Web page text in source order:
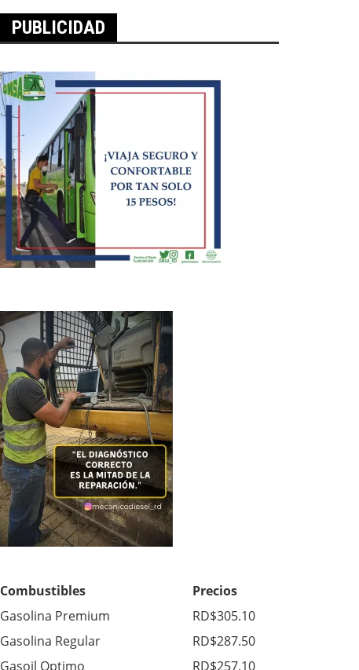
PUBLICIDAD
Combustibles
Precios
Gasolina Premium
RD$305.10
Gasolina Regular
RD$287.50
Gasoil Optimo
RD$257.10